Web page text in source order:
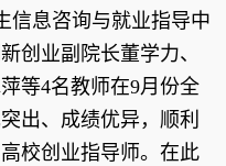
信息咨询与就业指导中
创业副院长董学力、
等4名教师在9月份全
出、成绩优异，顺利
校创业指导师。在此